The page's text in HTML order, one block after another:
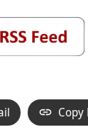
Copy